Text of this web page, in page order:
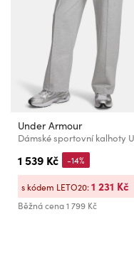
Under Armour
1 539 Kč
Běžná cena1 799 Kč
-14%
s kódem LETO20:1 231 Kč